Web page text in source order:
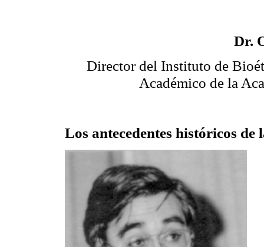
Dr.
Director del Instituto de
Académico de la
Los antecedentes históricos